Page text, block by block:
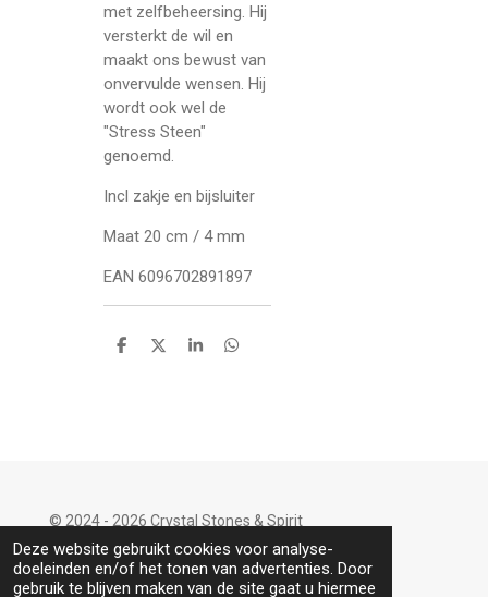
Deze website gebruikt cookies voor analyse-
doeleinden en/of het tonen van advertenties. Door
gebruik te blijven maken van de site gaat u hiermee
met zelfbeheersing. Hij
versterkt de wil en
maakt ons bewust van
onvervulde wensen. Hij
wordt ook wel de
"Stress Steen"
genoemd.
Incl zakje en bijsluiter
Maat 20 cm / 4 mm
EAN 6096702891897
D
D
S
D
© 2024 - 2026 Crystal Stones & Spirit
Powered byJouwWeb